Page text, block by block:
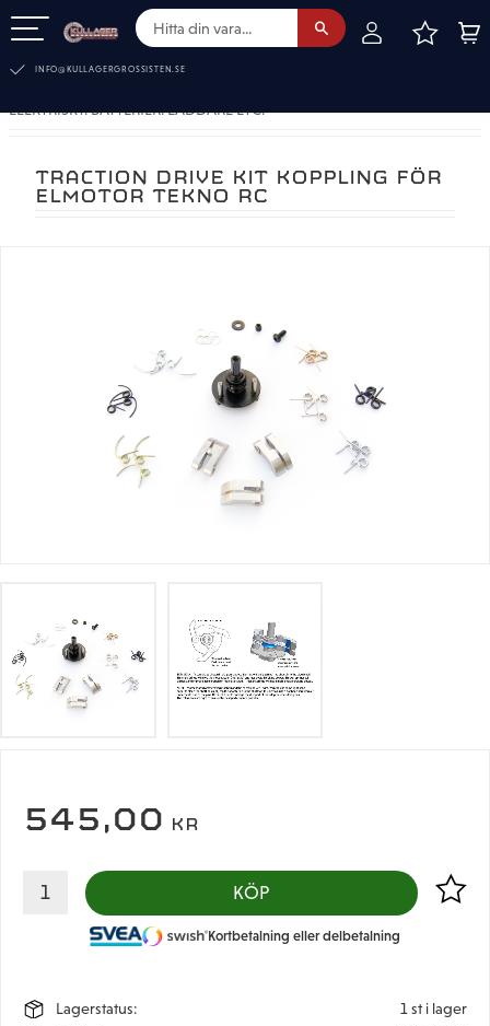
INFO@KULLAGERGROSSISTEN.SE
ELEKTRISKT. BATTERIER. LADDARE ETC.
TRACTION DRIVE KIT KOPPLING FÖR
ELMOTOR TEKNO RC
545,00 KR
KÖP Lägg
Kortbetalning eller delbetalning
Lagerstatus
1 st i lager